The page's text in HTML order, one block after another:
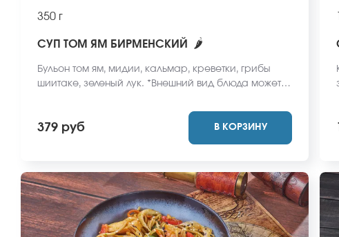
350 г
СУП ТОМ ЯМ БИРМЕНСКИЙ 🌶
Бульон том ям, мидии, кальмар, креветки, грибы
шиитаке, зеленый лук. *Внешний вид блюда может
379 руб В КОРЗИНУ